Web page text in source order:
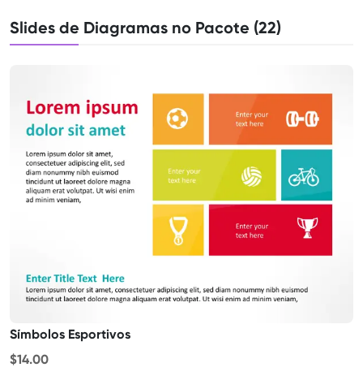
Slides de Diagramas no Pacote (22)
Símbolos Esportivos
$14.00